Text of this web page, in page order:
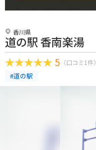
香川県
道の駅 香南楽湯
5 （口コミ1件）
#道の駅